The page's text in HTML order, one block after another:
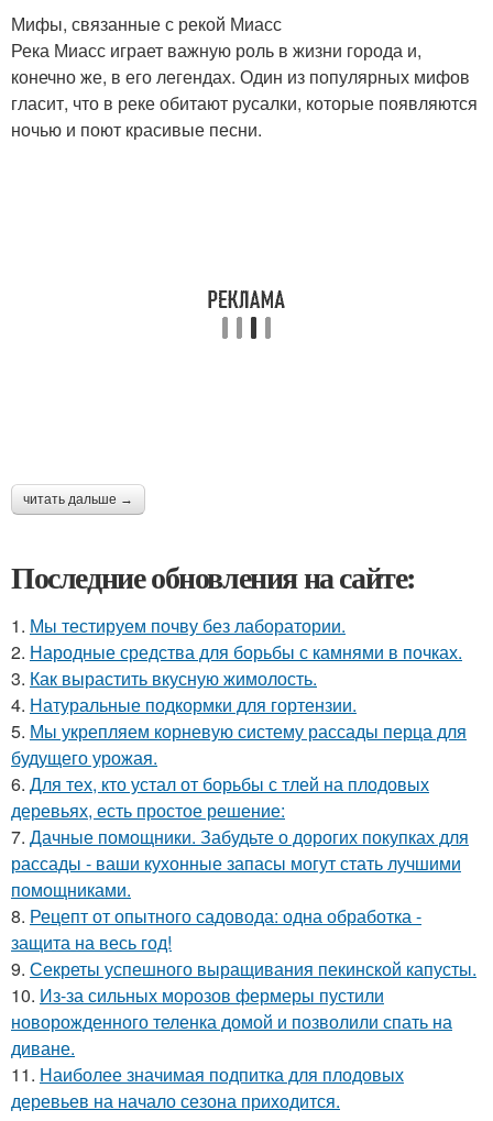
Мифы, связанные с рекой Миасс
Река Миасс играет важную роль в жизни города и,
конечно же, в его легендах. Один из популярных мифов
гласит, что в реке обитают русалки, которые появляются
ночью и поют красивые песни.
читать дальше →
Последние обновления на сайте:
1. Мы тестируем почву без лаборатории.
2. Народные средства для борьбы с камнями в почках.
3. Как вырастить вкусную жимолость.
4. Натуральные подкормки для гортензии.
5. Мы укрепляем корневую систему рассады перца для
будущего урожая.
6. Для тех, кто устал от борьбы с тлей на плодовых
деревьях, есть простое решение:
7. Дачные помощники. Забудьте о дорогих покупках для
рассады - ваши кухонные запасы могут стать лучшими
помощниками.
8. Рецепт от опытного садовода: одна обработка -
защита на весь год!
9. Секреты успешного выращивания пекинской капусты.
10. Из-за сильных морозов фермеры пустили
новорожденного теленка домой и позволили спать на
диване.
11. Наиболее значимая подпитка для плодовых
деревьев на начало сезона приходится.